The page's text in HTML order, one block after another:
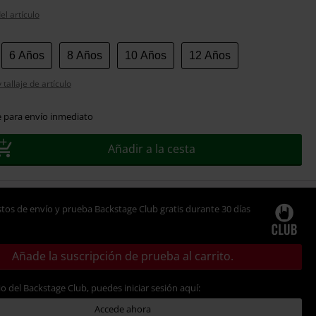
artículo
6 Años 8 Años 10 Años 12 Años
tallaje de artículo
para envío inmediato
Añadir a la cesta
de envío y prueba Backstage Club gratis durante 30 días
Añade la suscripción de prueba al carrito.
del Backstage Club, puedes iniciar sesión aquí:
Accede ahora